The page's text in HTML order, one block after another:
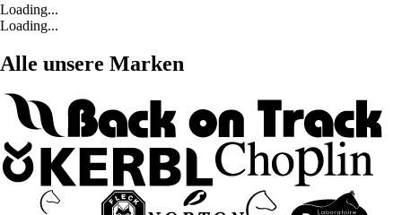
Loading...
Loading...
Alle unsere Marken